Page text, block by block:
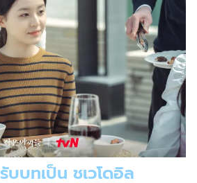
บบทเป็น ชเวโดอิล